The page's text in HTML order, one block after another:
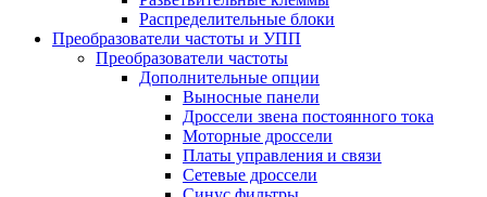
Распределительные блоки
Преобразователи частоты и УПП
Преобразователи частоты
Дополнительные опции
Выносные панели
Дроссели звена постоянного тока
Моторные дроссели
Платы управления и связи
Сетевые дроссели